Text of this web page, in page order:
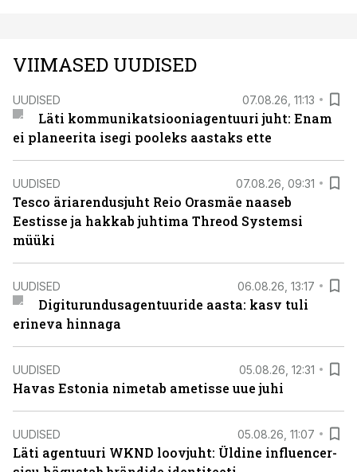
VIIMASED UUDISED
UUDISED 07.08.26, 11:13
Läti kommunikatsiooniagentuuri juht: Enam
ei planeerita isegi pooleks aastaks ette
UUDISED 07.08.26, 09:31
Tesco äriarendusjuht Reio Orasmäe naaseb
Eestisse ja hakkab juhtima Threod Systemsi
müüki
UUDISED 06.08.26, 13:17
Digiturundusagentuuride aasta: kasv tuli
erineva hinnaga
UUDISED 05.08.26, 12:31
Havas Estonia nimetab ametisse uue juhi
UUDISED 05.08.26, 11:07
Läti agentuuri WKND loovjuht: Üldine influencer-